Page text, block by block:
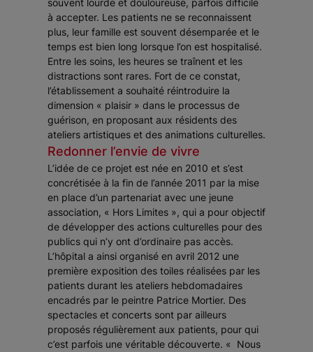
souvent lourde et douloureuse, parfois difficile
à accepter. Les patients ne se reconnaissent
plus, leur famille est souvent désemparée et le
temps est bien long lorsque l’on est hospitalisé.
Entre les soins, les heures se traînent et les
distractions sont rares. Fort de ce constat,
l’établissement a souhaité réintroduire la
dimension « plaisir » dans le processus de
guérison, en proposant aux résidents des
ateliers artistiques et des animations culturelles.
Redonner l’envie de vivre
L’idée de ce projet est née en 2010 et s’est
concrétisée à la fin de l’année 2011 par la mise
en place d’un partenariat avec une jeune
association, « Hors Limites », qui a pour objectif
de développer des actions culturelles pour des
publics qui n’y ont d’ordinaire pas accès.
L’hôpital a ainsi organisé en avril 2012 une
première exposition des toiles réalisées par les
patients durant les ateliers hebdomadaires
encadrés par le peintre Patrice Mortier. Des
spectacles et concerts sont par ailleurs
proposés régulièrement aux patients, pour qui
c’est parfois une véritable découverte. « Nous